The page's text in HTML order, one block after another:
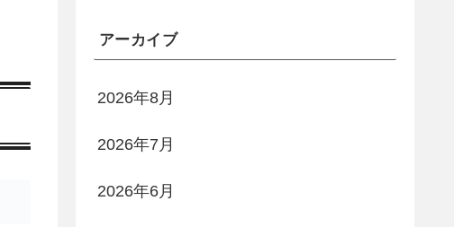
アーカイブ
2026年8月
2026年7月
2026年6月